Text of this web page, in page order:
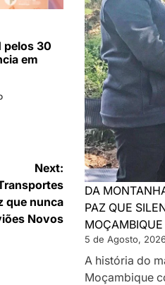
pelos 30
em
Next:
que nunca
Novos
DA
PAZ QUE
MOÇAMBIQUE
5 de Agosto,
A história do
Moçambique